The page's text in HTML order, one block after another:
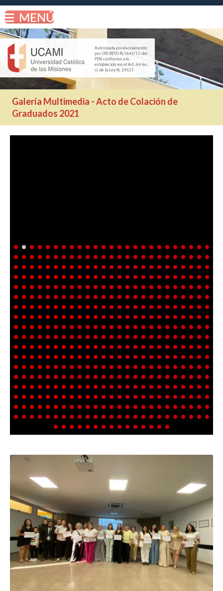
Galería Multimedia - Acto de Colación de
Graduados 2021